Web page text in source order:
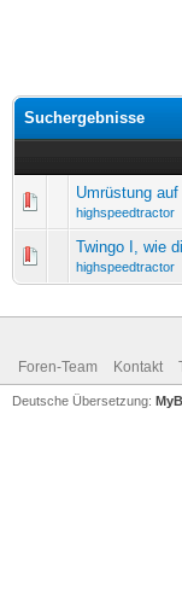
Suchergebnisse
Umrüstung
highspeedtractor
Twingo I, wie
highspeedtractor
Foren-Team Kontakt
Deutsche Übersetzung: